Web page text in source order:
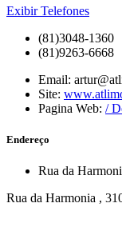
Exibir Telefones
(81)3048-1360
(81)9263-6668
Email:
Site:
Pagina Web: /
Endereço
Rua da
Rua da Harmonia ,